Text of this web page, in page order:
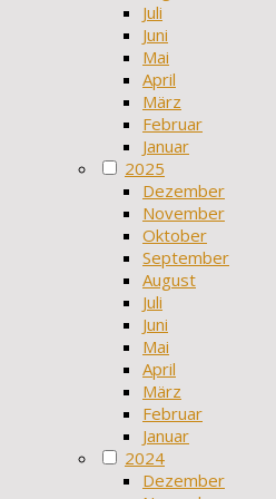
Juli
Juni
Mai
April
März
Februar
Januar
2025
Dezember
November
Oktober
September
August
Juli
Juni
Mai
April
März
Februar
Januar
2024
Dezember